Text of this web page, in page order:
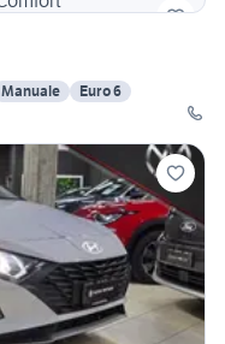
Manuale
Euro 6